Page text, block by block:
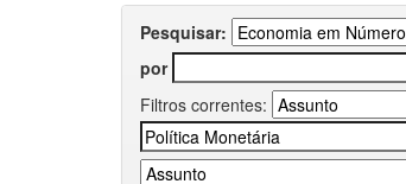
Pesquisar:
por
Filtros correntes: